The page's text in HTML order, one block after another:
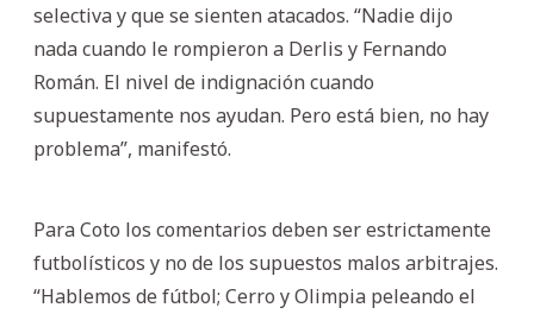
selectiva y que se sienten atacados. “Nadie dijo
nada cuando le rompieron a Derlis y Fernando
Román. El nivel de indignación cuando
supuestamente nos ayudan. Pero está bien, no hay
problema”, manifestó.
Para Coto los comentarios deben ser estrictamente
futbolísticos y no de los supuestos malos arbitrajes.
“Hablemos de fútbol; Cerro y Olimpia peleando el